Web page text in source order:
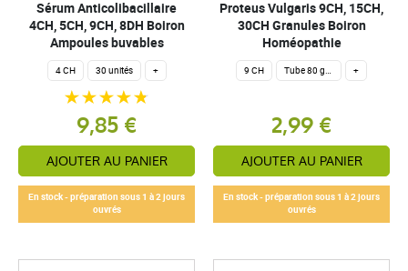
Sérum Anticolibacillaire
4CH, 5CH, 9CH, 8DH Boiron
Ampoules buvables
4 CH 30 unités +
9,85 €
AJOUTER AU PANIER
En stock - préparation sous 1 à 2 jours
ouvrés
Proteus Vulgaris 9CH, 15CH,
30CH Granules Boiron
Homéopathie
9 CH Tube 80 granules homéopathiques 4 g. +
2,99 €
AJOUTER AU PANIER
En stock - préparation sous 1 à 2 jours
ouvrés